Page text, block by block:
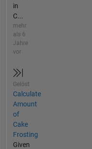
in
C...
mehr
als 6
Jahre
vor
Gelöst
Calculate
Amount
of
Cake
Frosting
Given